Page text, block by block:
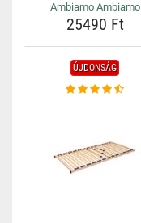
Ambiamo Ambiamo
25490 Ft
ÚJDONSÁG